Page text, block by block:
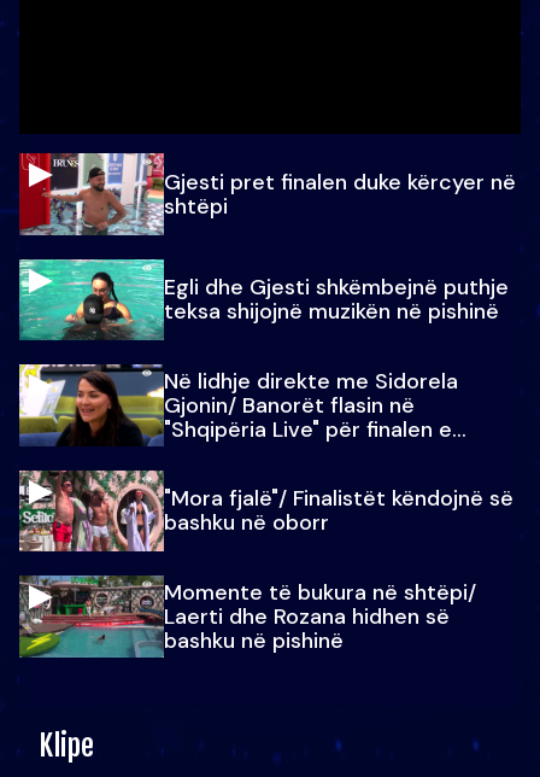
Gjesti pret finalen duke kërcyer në
shtëpi
Egli dhe Gjesti shkëmbejnë puthje
teksa shijojnë muzikën në pishinë
Në lidhje direkte me Sidorela
Gjonin/ Banorët flasin në
"Shqipëria Live" për finalen e
"Mora fjalë"/ Finalistët këndojnë së
bashku në oborr
Momente të bukura në shtëpi/
Laerti dhe Rozana hidhen së
bashku në pishinë
Klipe